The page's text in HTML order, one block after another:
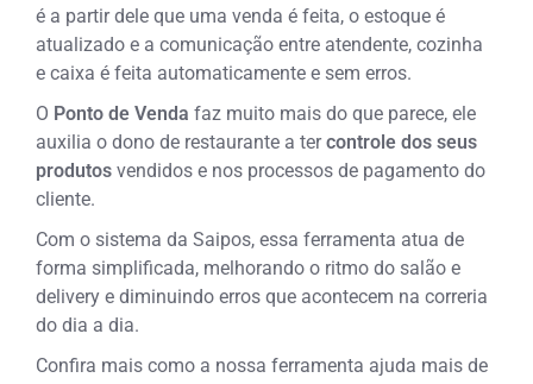
é a partir dele que uma venda é feita, o estoque é
atualizado e a comunicação entre atendente, cozinha
e caixa é feita automaticamente e sem erros.
O Ponto de Venda faz muito mais do que parece, ele
auxilia o dono de restaurante a tercontrole dos seus
produtos vendidos e nos processos de pagamento do
cliente.
Com o sistema da Saipos, essa ferramenta atua de
forma simplificada, melhorando o ritmo do salão e
delivery e diminuindo erros que acontecem na correria
do dia a dia.
Confira mais como a nossa ferramenta ajuda mais de